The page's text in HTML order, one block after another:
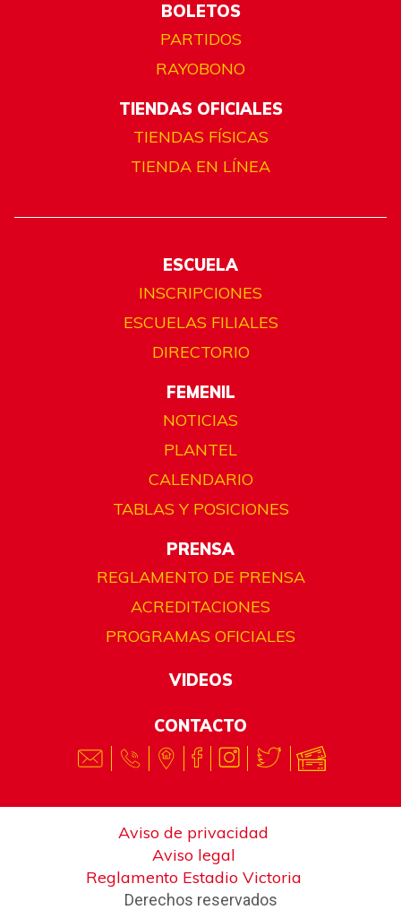
BOLETOS
PARTIDOS
RAYOBONO
TIENDAS OFICIALES
TIENDAS FÍSICAS
TIENDA EN LÍNEA
ESCUELA
INSCRIPCIONES
ESCUELAS FILIALES
DIRECTORIO
FEMENIL
NOTICIAS
PLANTEL
CALENDARIO
TABLAS Y POSICIONES
PRENSA
REGLAMENTO DE PRENSA
ACREDITACIONES
PROGRAMAS OFICIALES
VIDEOS
CONTACTO
Aviso de privacidad
Aviso legal
Reglamento Estadio Victoria
Derechos reservados